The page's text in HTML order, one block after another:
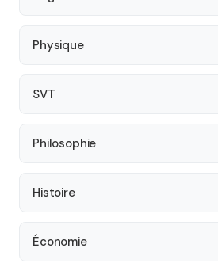
Physique
SVT
Philosophie
Histoire
Économie